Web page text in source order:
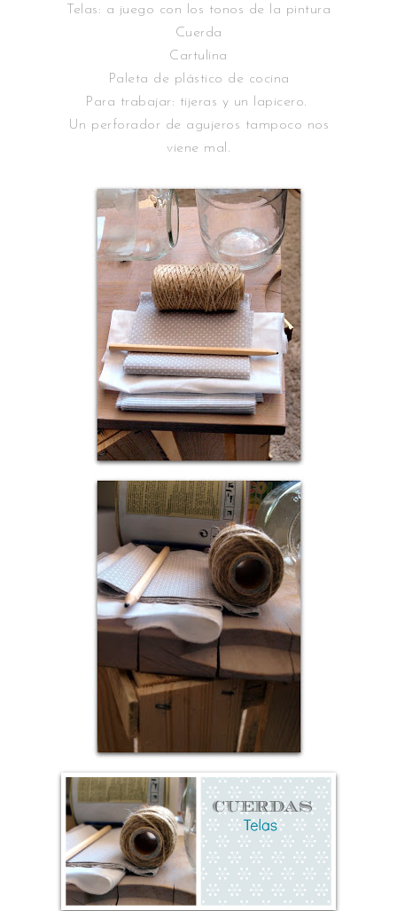
Telas: a juego con los tonos de la pintura
Cuerda
Cartulina
Paleta de plástico de cocina
Para trabajar: tijeras y un lapicero.
Un perforador de agujeros tampoco nos
viene mal.